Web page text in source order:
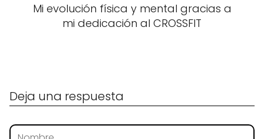
Mi evolución física y mental gracias a
mi dedicación al CROSSFIT
Deja una respuesta